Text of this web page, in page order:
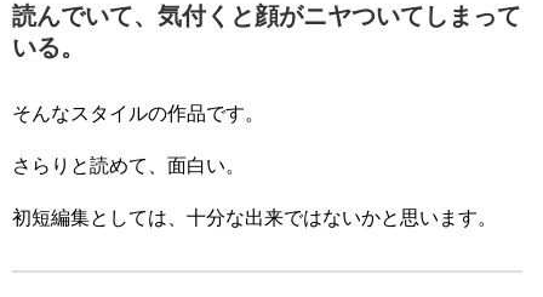
読んでいて、気付くと顔がニヤついてしまって
いる。
そんなスタイルの作品です。
さらりと読めて、面白い。
初短編集としては、十分な出来ではないかと思います。